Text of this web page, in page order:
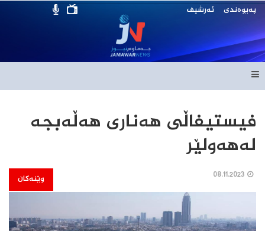
پەیوەندی ئەرشیف
فیستیفاڵی هەناری هەڵەبجە
لەهەولێر
وێنەکان